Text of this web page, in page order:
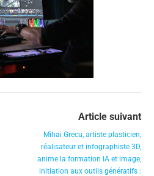
Article suivant
Mihai Grecu, artiste plasticien,
réalisateur et infographiste 3D,
anime la formation IA et image,
initiation aux outils génératifs :